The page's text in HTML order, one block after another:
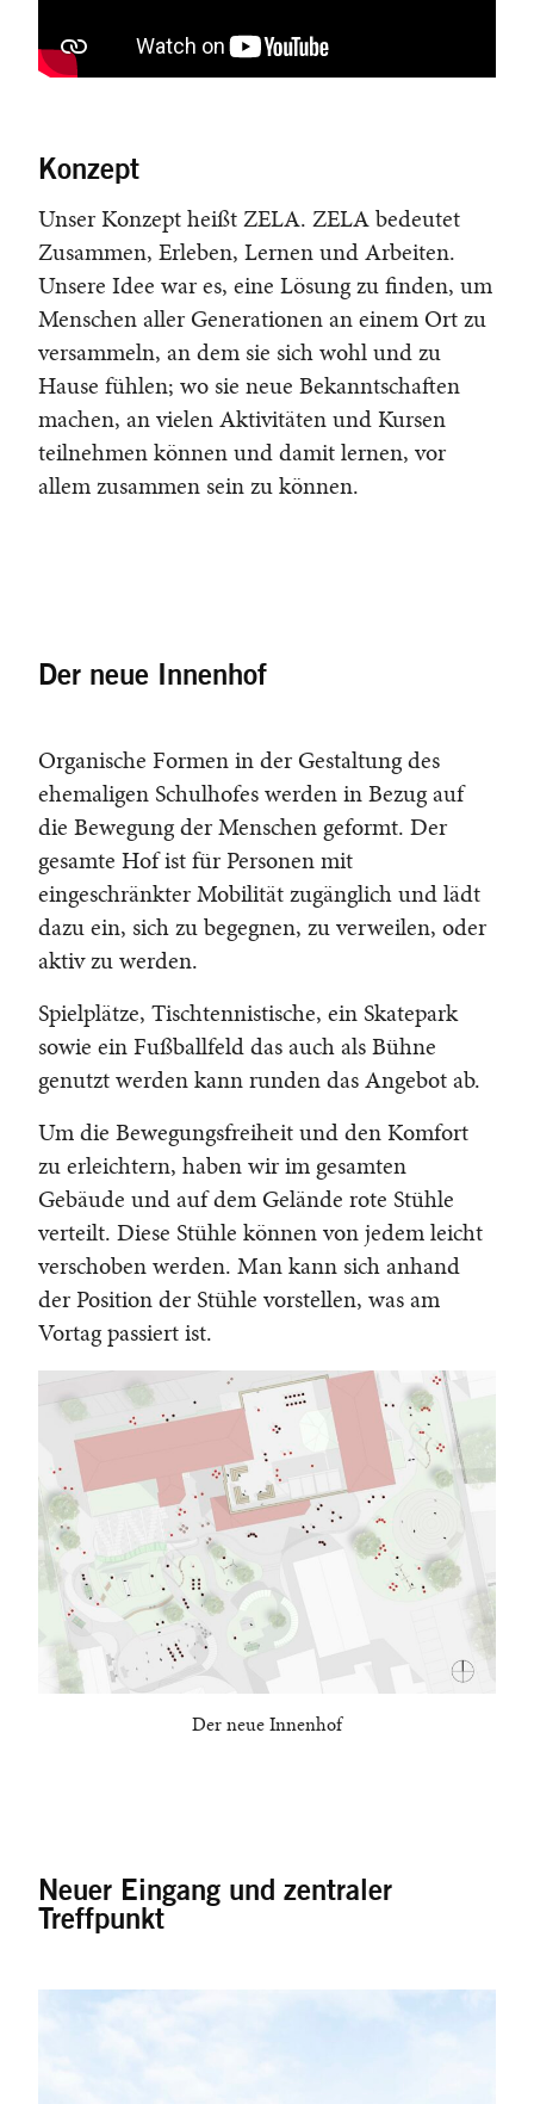
Konzept
Unser Konzept heißt ZELA. ZELA bedeutet
Zusammen, Erleben, Lernen und Arbeiten.
Unsere Idee war es, eine Lösung zu finden, um
Menschen aller Generationen an einem Ort zu
versammeln, an dem sie sich wohl und zu
Hause fühlen; wo sie neue Bekanntschaften
machen, an vielen Aktivitäten und Kursen
teilnehmen können und damit lernen, vor
allem zusammen sein zu können.
Der neue Innenhof
Organische Formen in der Gestaltung des
ehemaligen Schulhofes werden in Bezug auf
die Bewegung der Menschen geformt. Der
gesamte Hof ist für Personen mit
eingeschränkter Mobilität zugänglich und lädt
dazu ein, sich zu begegnen, zu verweilen, oder
aktiv zu werden.
Spielplätze, Tischtennistische, ein Skatepark
sowie ein Fußballfeld das auch als Bühne
genutzt werden kann runden das Angebot ab.
Um die Bewegungsfreiheit und den Komfort
zu erleichtern, haben wir im gesamten
Gebäude und auf dem Gelände rote Stühle
verteilt. Diese Stühle können von jedem leicht
verschoben werden. Man kann sich anhand
der Position der Stühle vorstellen, was am
Vortag passiert ist.
Der neue Innenhof
Neuer Eingang und zentraler
Treffpunkt